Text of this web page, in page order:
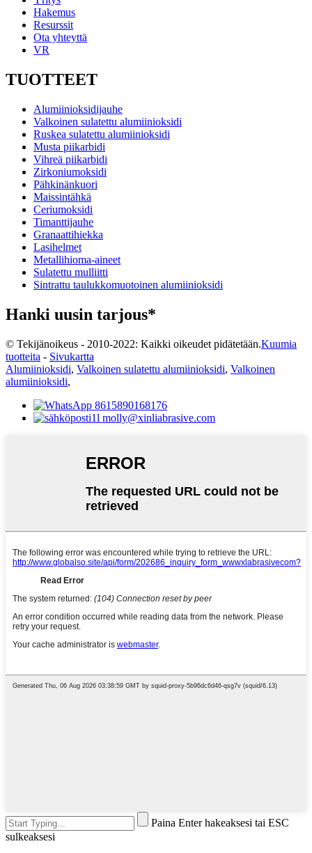
Hakemus
Resurssit
Ota yhteyttä
VR
TUOTTEET
Alumiinioksidijauhe
Valkoinen sulatettu alumiinioksidi
Ruskea sulatettu alumiinioksidi
Musta piikarbidi
Vihreä piikarbidi
Zirkoniumoksidi
Pähkinänkuori
Maissintähkä
Ceriumoksidi
Timanttijauhe
Granaattihiekka
Lasihelmet
Metallihioma-aineet
Sulatettu mulliitti
Sintrattu taulukkomuotoinen alumiinioksidi
Hanki uusin tarjous*
© Tekijänoikeus - 2010-2022: Kaikki oikeudet pidätetään.Kuumia
tuotteita - Sivukartta
Alumiinioksidi, Valkoinen sulatettu alumiinioksidi, Valkoinen
alumiinioksidi,
8615890168176
molly@xinliabrasive.com
Paina Enter hakeaksesi tai ESC
sulkeaksesi